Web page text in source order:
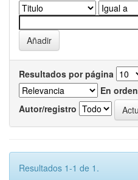
Resultados por página
En orden
Autor/registro
Resultados 1-1 de 1.